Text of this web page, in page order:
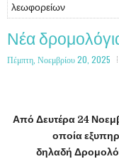
λεωφορείων
Νέα
Πέμπτη, Νοεμβρίου 20, 2025
Από Δευτέρα 24
οποία
δηλαδή